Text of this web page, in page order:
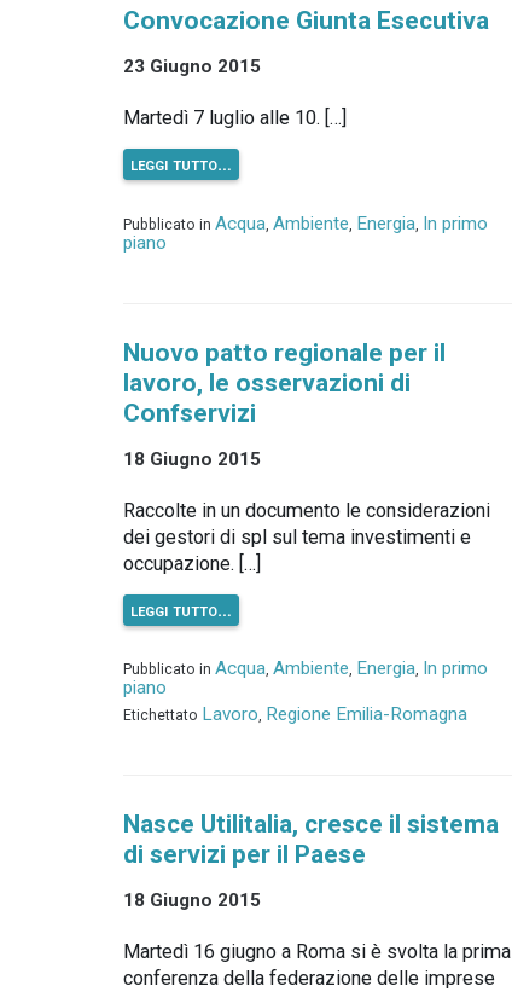
Convocazione Giunta Esecutiva
23 Giugno 2015
Martedì 7 luglio alle 10. […]
leggi tutto…
Pubblicato in Acqua Ambiente Energia In primo
piano
Nuovo patto regionale per il
lavoro, le osservazioni di
Confservizi
18 Giugno 2015
Raccolte in un documento le considerazioni
dei gestori di spl sul tema investimenti e
occupazione. […]
leggi tutto…
Pubblicato in Acqua, Ambiente, Energia, In primo
piano
Etichettato Lavoro, Regione Emilia-Romagna
Nasce Utilitalia, cresce il sistema
di servizi per il Paese
18 Giugno 2015
Martedì 16 giugno a Roma si è svolta la prima
conferenza della federazione delle imprese